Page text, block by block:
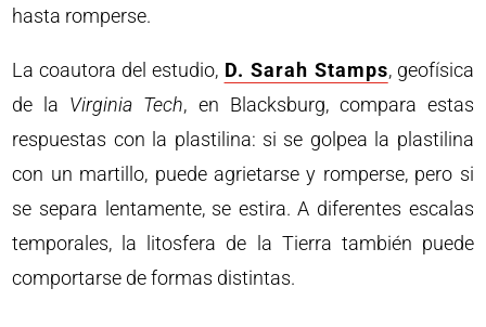
hasta romperse.
La coautora del estudio, D. Sarah Stamps, geofísica
de la Virginia Tech, en Blacksburg, compara estas
respuestas con la plastilina: si se golpea la plastilina
con un martillo, puede agrietarse y romperse, pero si
se separa lentamente, se estira. A diferentes escalas
temporales, la litosfera de la Tierra también puede
comportarse de formas distintas.